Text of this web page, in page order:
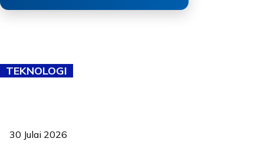
TEKNOLOGI
30 Julai 2026